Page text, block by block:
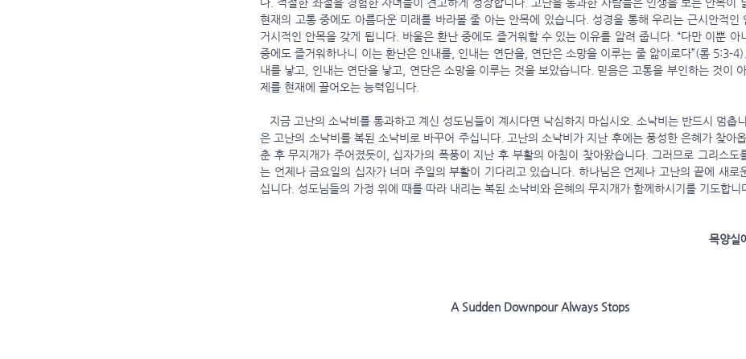
현재의 고통 중에도 아름다운 미래를 바라볼 줄 아는 안목에 있습니다. 성경을 통해 우리는 근시안적인
거시적인 안목을 갖게 됩니다. 바울은 환난 중에도 즐거워할 수 있는 이유를 알려 줍니다. “다만 이뿐 아
중에도 즐거워하나니 이는 환난은 인내를, 인내는 연단을, 연단은 소망을 이루는 줄 앎이로다”(롬 5:3-
내를 낳고, 인내는 연단을 낳고, 연단은 소망을 이루는 것을 보았습니다. 믿음은 고통을 부인하는 것이
제를 현재에 끌어오는 능력입니다.
은 고난의 소낙비를 복된 소낙비로 바꾸어 주십니다. 고난의 소낙비가 지난 후에는 풍성한 은혜가 찾아
춘 후 무지개가 주어졌듯이, 십자가의 폭풍이 지난 후 부활의 아침이 찾아왔습니다. 그러므로 그리스도
는 언제나 금요일의 십자가 너머 주일의 부활이 기다리고 있습니다. 하나님은 언제나 고난의 끝에 새로
십니다. 성도님들의 가정 위에 때를 따라 내리는 복된 소낙비와 은혜의 무지개가 함께하시기를 기도합니
목양실
A Sudden Downpour Always Stops